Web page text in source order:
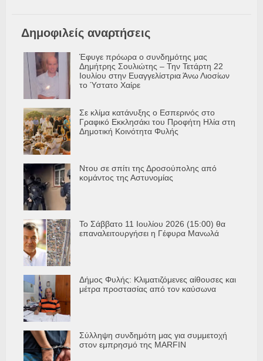
Δημοφιλείς αναρτήσεις
Έφυγε πρόωρα ο συνδημότης μας
Δημήτρης Σουλιώτης – Την Τετάρτη 22
Ιουλίου στην Ευαγγελίστρια Άνω Λιοσίων
το Ύστατο Χαίρε
Σε κλίμα κατάνυξης ο Εσπερινός στο
Γραφικό Εκκλησάκι του Προφήτη Ηλία στη
Δημοτική Κοινότητα Φυλής
Ντου σε σπίτι της Δροσούπολης από
κομάντος της Αστυνομίας
Το Σάββατο 11 Ιουλίου 2026 (15:00) θα
επαναλειτουργήσει η Γέφυρα Μανωλά
Δήμος Φυλής: Κλιματιζόμενες αίθουσες και
μέτρα προστασίας από τον καύσωνα
Σύλληψη συνδημότη μας για συμμετοχή
στον εμπρησμό της MARFIN